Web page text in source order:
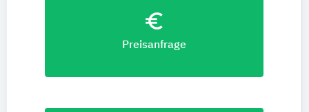
euro_symbol
Preisanfrage